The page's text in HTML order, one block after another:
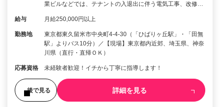
業ビルなどでは、テナントの入退出に伴う電気工事、改修…
給与 月給250,000円以上
勤務地
東京都東久留米市中央町4-4-30（「ひばりヶ丘駅」・「田無
駅」よりバス10分）／【現場】東京都内近郊、埼玉県、神奈
川県（直行・直帰ＯＫ）
応募資格 未経験者歓迎！イチから丁寧に指導します！
後で見る 詳細を見る